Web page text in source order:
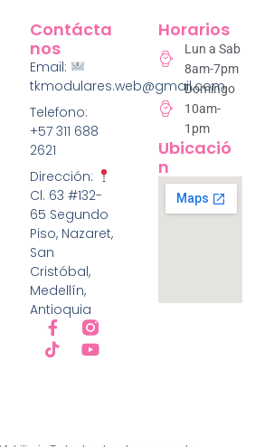
Contácta
Nos
Email:
tkmodulares.web@gmail.com
Telefono:
+57 311 688
2621
Dirección:
Cl. 63 #132-
65 Segundo
Piso, Nazaret,
San
Cristóbal,
Medellín,
Antioquia
Horarios
Lun a Sab
8am-7pm
Domingo
10am-
1pm
Ubicació
N